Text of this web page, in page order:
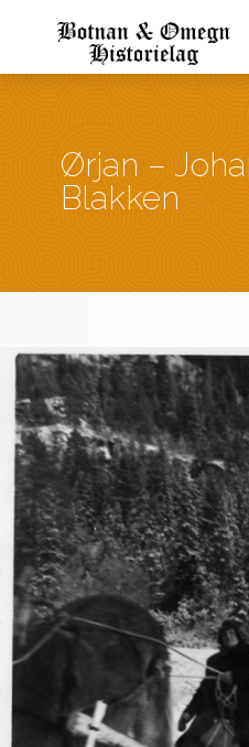
Ørjan –
Blakken